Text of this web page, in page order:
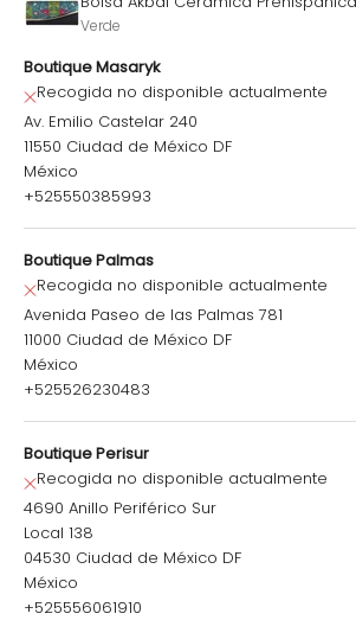
Verde
Boutique Masaryk
Recogida no disponible actualmente
Av. Emilio Castelar 240
11550 Ciudad de México DF
México
+525550385993
Boutique Palmas
Recogida no disponible actualmente
Avenida Paseo de las Palmas 781
11000 Ciudad de México DF
México
+525526230483
Boutique Perisur
Recogida no disponible actualmente
4690 Anillo Periférico Sur
Local 138
04530 Ciudad de México DF
México
+525556061910